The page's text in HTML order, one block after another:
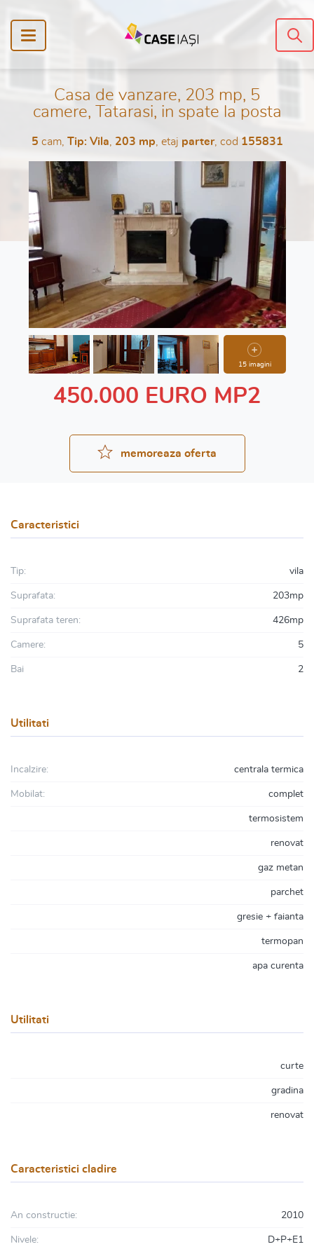
Casa de vanzare, 203 mp, 5
camere, Tatarasi, in spate la posta
5 cam, Tip: Vila 203 mp , etaj parter, cod 155831
15 imagini
450.000 EURO MP2
memoreaza oferta
Caracteristici
Tip: vila
Suprafata: 203mp
Suprafata teren: 426mp
Camere: 5
Bai 2
Utilitati
Incalzire: centrala termica
Mobilat: complet
termosistem
renovat
gaz metan
parchet
gresie + faianta
termopan
apa curenta
Utilitati
curte
gradina
renovat
Caracteristici cladire
An constructie: 2010
Nivele: D+P+E1